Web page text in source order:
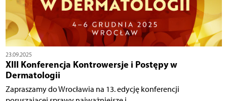
23.09.2025
XIII Konferencja Kontrowersje i Postępy w
Dermatologii
Zapraszamy do Wrocławia na 13. edycję konferencji